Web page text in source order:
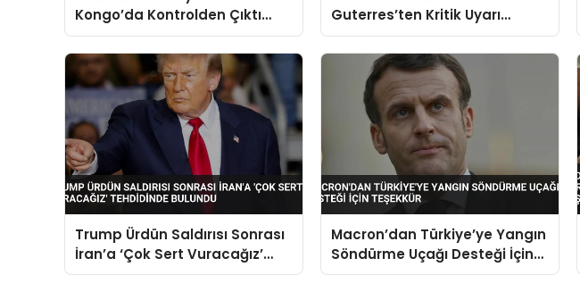
Kongo’da Kontrolden Çıktı
1657 Kişi Hayatını Kaybetti
Guterres’ten Kritik Uyarı
Dünya Daha Fazla Savaşı
Kaldıramaz
Trump Ürdün Saldırısı Sonrası
İran’a ‘Çok Sert Vuracağız’
Tehdidinde Bulundu
Macron’dan Türkiye’ye Yangın
Söndürme Uçağı Desteği İçin
Teşekkür